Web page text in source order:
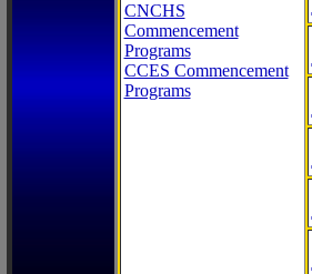
CNCHS
Commencement
Programs
CCES Commencement
Programs